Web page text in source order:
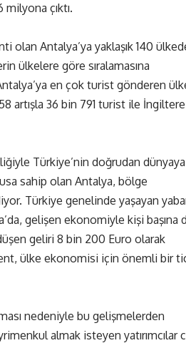
milyona çıktı.
olan Antalya’ya yaklaşık 140
ülkelere göre sıralamasına
Antalya’ya en çok turist gönderen
artışla 36 bin 791 turist ile İngiltere
Türkiye’nin doğrudan dünyaya
sahip olan Antalya, bölge
Türkiye genelinde yaşayan
gelişen ekonomiyle kişi başına
geliri 8 bin 200 Euro olarak
ülke ekonomisi için önemli bir
nedeniyle bu gelişmelerden
almak isteyen yatırımcılar